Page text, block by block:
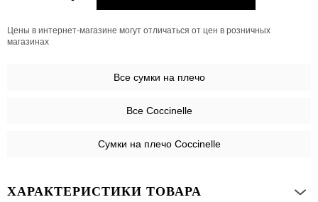
Цены в интернет-магазине могут отличаться от цен в розничных
магазинах
Все сумки на плечо
Все Coccinelle
Сумки на плечо Coccinelle
ХАРАКТЕРИСТИКИ ТОВАРА